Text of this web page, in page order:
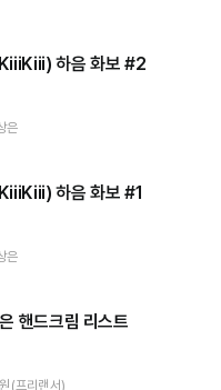
하음 화보 #2
은
하음 화보 #1
은
핸드크림 리스트
(프리랜서)